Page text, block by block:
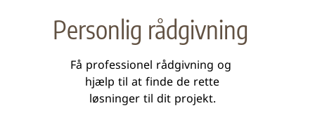
Personlig rådgivning
Få professionel rådgivning og
hjælp til at finde de rette
løsninger til dit projekt.